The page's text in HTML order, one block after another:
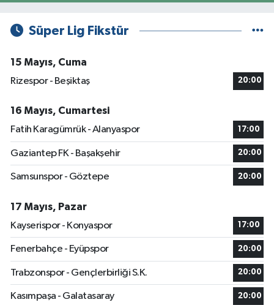
Süper Lig Fikstür
15 Mayıs, Cuma
Rizespor - Beşiktaş
20:00
16 Mayıs, Cumartesi
Fatih Karagümrük - Alanyaspor
17:00
Gaziantep FK - Başakşehir 20:00
Samsunspor - Göztepe 20:00
17 Mayıs, Pazar
Kayserispor - Konyaspor
17:00
Fenerbahçe - Eyüpspor 20:00
Trabzonspor - Gençlerbirliği S.K. 20:00
Kasımpaşa - Galatasaray 20:00